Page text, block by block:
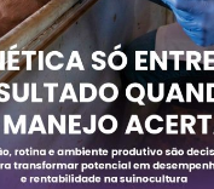
Regional
- Regional